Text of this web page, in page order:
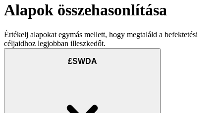
Alapok összehasonlítása
Értékelj alapokat egymás mellett, hogy megtaláld a befektetési
céljaidhoz legjobban illeszkedőt.
£SWDA